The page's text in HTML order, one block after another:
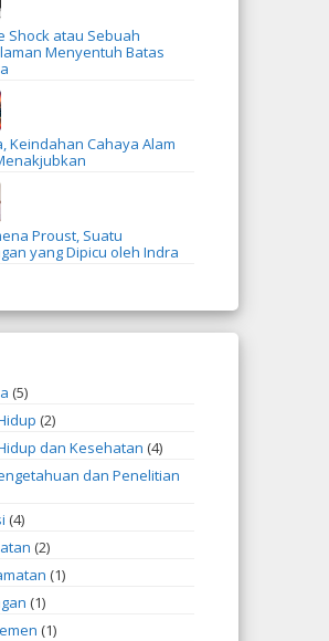
Shock atau Sebuah
Menyentuh Batas
Keindahan Cahaya Alam
Proust, Suatu
yang Dipicu oleh Indra
(5)
(2)
dan Kesehatan (4)
dan Penelitian
(4)
(2)
(1)
(1)
(1)